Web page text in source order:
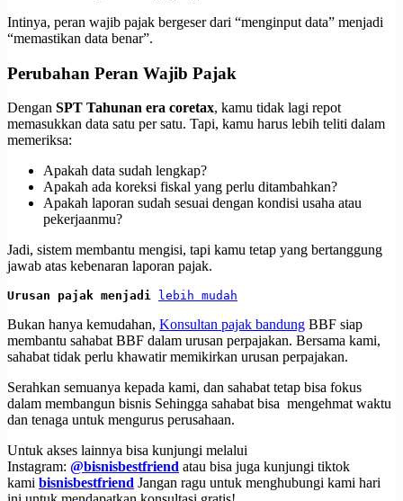
Intinya, peran wajib pajak bergeser dari “menginput data” menjadi
“memastikan data benar”.
Perubahan Peran Wajib Pajak
Dengan SPT Tahunan era coretax, kamu tidak lagi repot
memasukkan data satu per satu. Tapi, kamu harus lebih teliti dalam
memeriksa:
Apakah data sudah lengkap?
Apakah ada koreksi fiskal yang perlu ditambahkan?
Apakah laporan sudah sesuai dengan kondisi usaha atau
pekerjaanmu?
Jadi, sistem membantu mengisi, tapi kamu tetap yang bertanggung
jawab atas kebenaran laporan pajak.
Urusan pajak menjadi lebih mudah
Bukan hanya kemudahan, Konsultan pajak bandung BBF siap
membantu sahabat BBF dalam urusan perpajakan. Bersama kami,
sahabat tidak perlu khawatir memikirkan urusan perpajakan.
Serahkan semuanya kepada kami, dan sahabat tetap bisa fokus
dalam membangun bisnis Sehingga sahabat bisa mengehmat waktu
dan tenaga untuk mengurus perusahaan.
Untuk akses lainnya bisa kunjungi melalui
Instagram: @bisnisbestfriend atau bisa juga kunjungi tiktok
kami bisnisbestfriend Jangan ragu untuk menghubungi kami hari